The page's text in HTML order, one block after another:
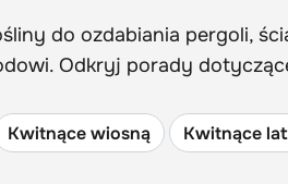
do ozdabiania pergoli,
Odkryj porady
Kwitnące wiosną Kwitnące